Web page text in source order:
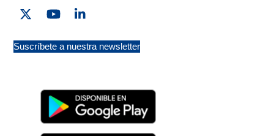
YouTube
Suscríbete a nuestra newsletter